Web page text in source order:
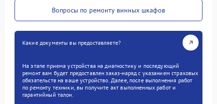
Вопросы по ремонту винных шкафов
Какие документы вы предоставляете?
На этапе приема устройства на диагностику и последующий
ремонт вам будет предоставлен заказ-наряд с указанием страховых
обязательств на ваше устройство. Далее, после выполнения работ
по ремонту техники, вы получите акт выполненных работ и
гарантийный талон.